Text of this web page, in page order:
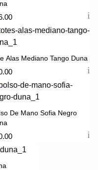
Alas Mediano Tango Duna
De Mano Sofia Negro